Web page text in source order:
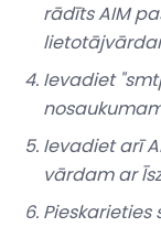
rādīts AIM
Ievadiet
Ievadiet arī
vārdamar